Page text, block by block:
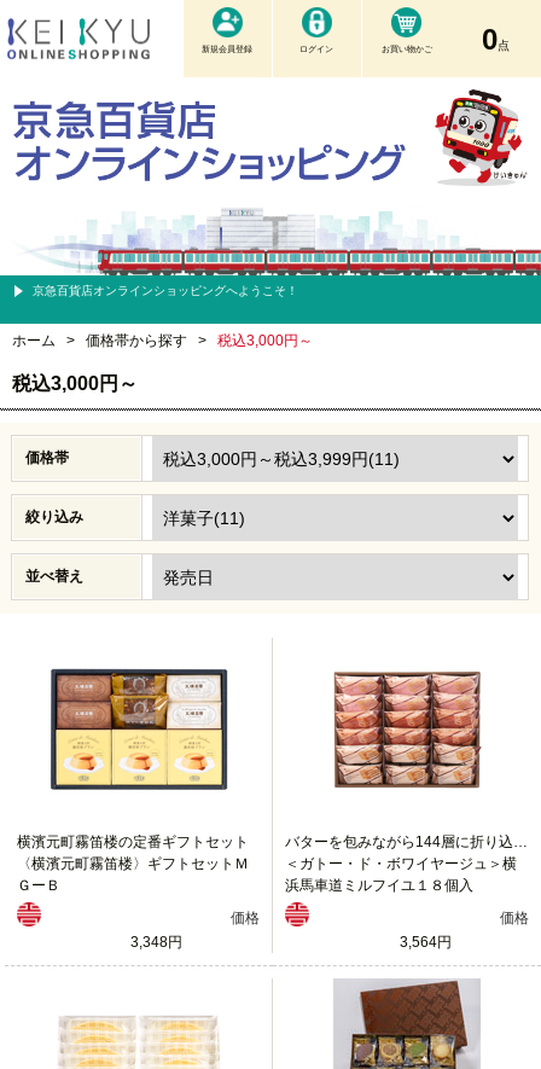
新規会員登録 ログイン お買い物かご 0点
京急百貨店オンラインショッピングへようこそ！
ホーム > 価格帯から探す > 税込3,000円～
税込3,000円～
価格帯
絞り込み
並べ替え
横濱元町霧笛楼の定番ギフトセット
〈横濱元町霧笛楼〉ギフトセットＭ
ＧーＢ
価格
3,348円
バターを包みながら144層に折り込んだサクサクのパイ生地に口どけなめらかな３種のクリーム
＜ガトー・ド・ボワイヤージュ＞横
浜馬車道ミルフイユ１８個入
価格
3,564円